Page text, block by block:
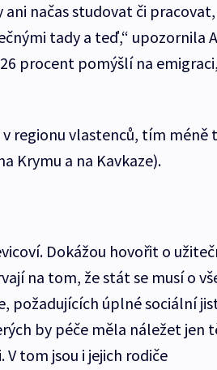
načas studovat či pracovat,
tady a teď,“ upozornila
procent pomýšlí na
regionu vlastenců, tím méně
Krymu a na Kavkaze).
Dokážou hovořit o
na tom, že stát se musí o
požadujících úplné sociální
by péče měla náležet jen
tom jsou i jejich rodiče